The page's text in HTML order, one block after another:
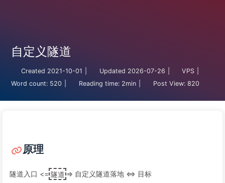
自定义隧道
Created 2021-10-01 Updated 2026-07-26 VPS
Word count: 520 Reading time: 2min Post View: 820
原理
隧道入口 <= 隧道 => 自定义隧道落地 <=> 目标